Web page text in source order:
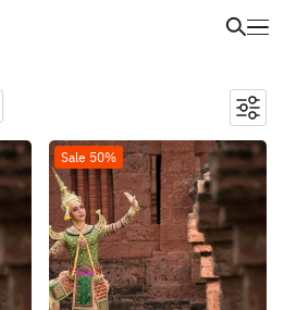
Sale 50%